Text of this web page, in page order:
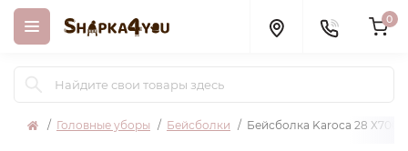
0
Головные уборы Бейсболки Бейсболка Karoca 28